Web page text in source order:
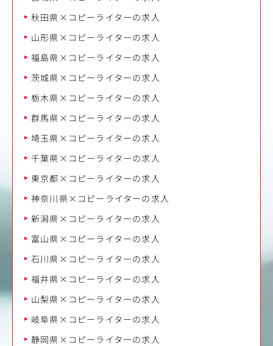
秋田県×コピーライターの求人
山形県×コピーライターの求人
福島県×コピーライターの求人
茨城県×コピーライターの求人
栃木県×コピーライターの求人
群馬県×コピーライターの求人
埼玉県×コピーライターの求人
千葉県×コピーライターの求人
東京都×コピーライターの求人
神奈川県×コピーライターの求人
新潟県×コピーライターの求人
富山県×コピーライターの求人
石川県×コピーライターの求人
福井県×コピーライターの求人
山梨県×コピーライターの求人
岐阜県×コピーライターの求人
静岡県×コピーライターの求人